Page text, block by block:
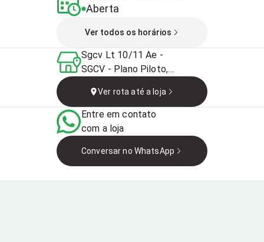
Aberta
Ver todos os horários
Sgcv Lt 10/11 Ae -
SGCV - Plano Piloto,
Ver rota até a loja
Entre em contato
com a loja
Conversar no WhatsApp